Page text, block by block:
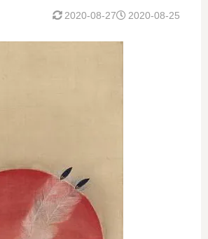
2020-08-25
2020-08-27